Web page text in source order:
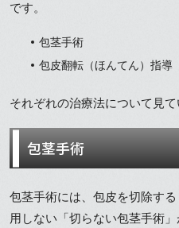
です。
包茎手術
包皮翻転（ほんてん）指導
それぞれの治療法について見て
包茎手術
包茎手術には、包皮を切除す
用しない「切らない包茎手術」